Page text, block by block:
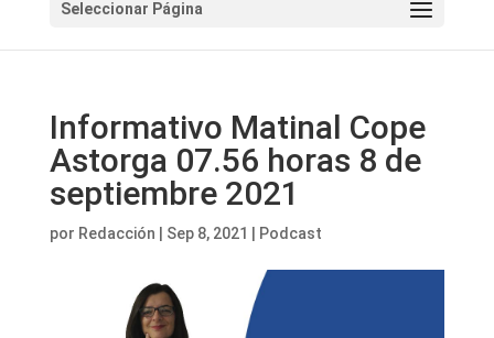
Seleccionar Página
Informativo Matinal Cope
Astorga 07.56 horas 8 de
septiembre 2021
por Redacción Sep 8, 2021 Podcast